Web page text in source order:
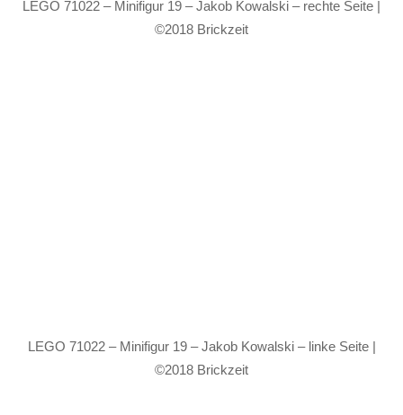
LEGO 71022 – Minifigur 19 – Jakob Kowalski – rechte Seite |
©2018 Brickzeit
LEGO 71022 – Minifigur 19 – Jakob Kowalski – linke Seite |
©2018 Brickzeit